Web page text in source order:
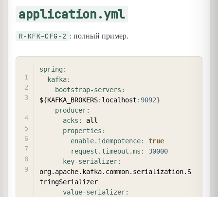
application.yml
R-KFK-CFG-2 : полный пример.
spring:
kafka:
bootstrap-servers :
${KAFKA_BROKERS: localhost : 9092}
producer:
acks :
all
properties :
enable.idempotence:
true
request.timeout.ms :
30000
key-serializer:
org.apache.kafka.common.serialization.S
tringSerializer
value-serializer: